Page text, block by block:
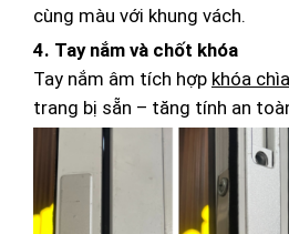
cùng màu với khung vách.
4. Tay nắm và chốt khóa
Tay nắm âm tích hợp khóa
trang bị sẵn – tăng tính an